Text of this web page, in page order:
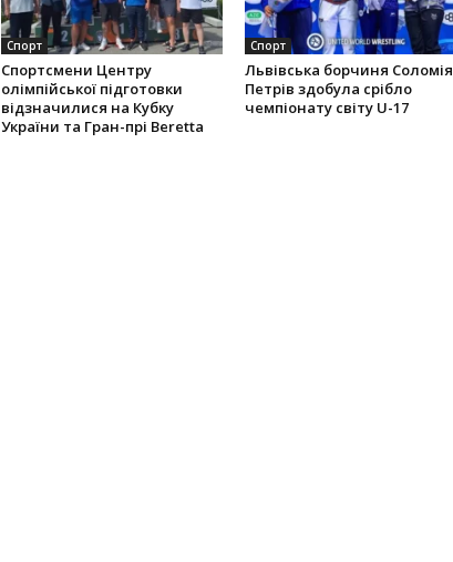
Спорт
Спортсмени Центру
олімпійської підготовки
відзначилися на Кубку
України та Гран-прі Beretta
Спорт
Львівська борчиня Соломія
Петрів здобула срібло
чемпіонату світу U-17